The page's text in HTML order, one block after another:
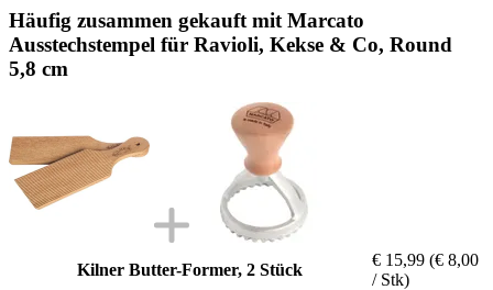
Häufig zusammen gekauft mit Marcato
Ausstechstempel für Ravioli, Kekse & Co, Round
5,8 cm
Kilner Butter-Former, 2 Stück
€ 15,99 (€ 8,00
/ Stk)